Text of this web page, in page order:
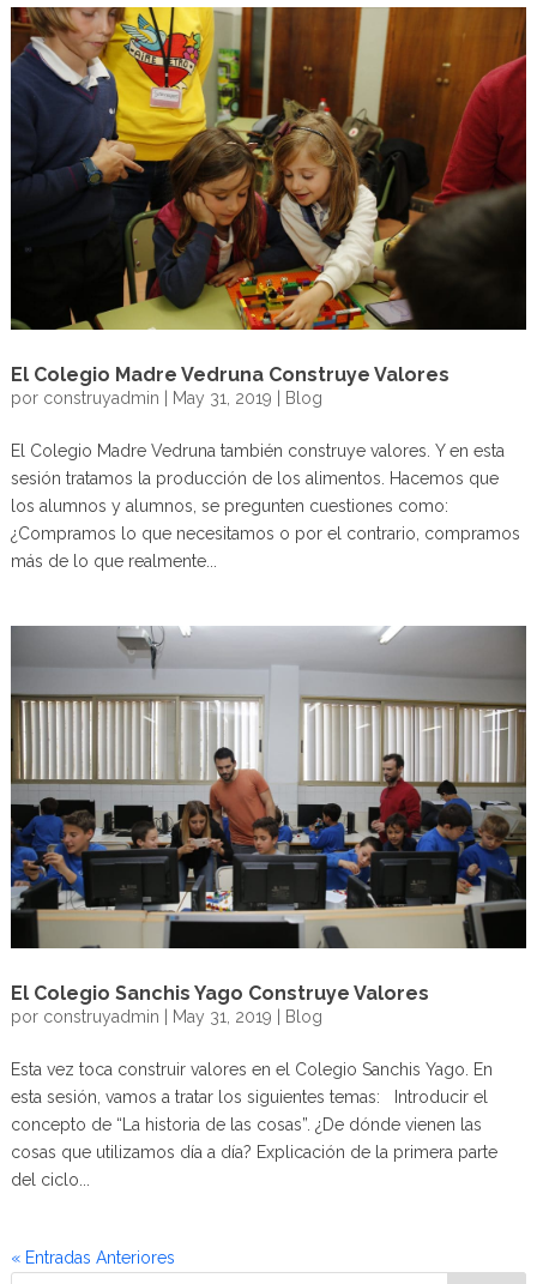
El Colegio Madre Vedruna Construye Valores
por construyadmin May 31, 2019 Blog
El Colegio Madre Vedruna también construye valores. Y en esta
sesión tratamos la producción de los alimentos. Hacemos que
los alumnos y alumnos, se pregunten cuestiones como:
¿Compramos lo que necesitamos o por el contrario, compramos
más de lo que realmente...
El Colegio Sanchis Yago Construye Valores
por construyadmin | May 31, 2019 | Blog
Esta vez toca construir valores en el Colegio Sanchis Yago. En
esta sesión, vamos a tratar los siguientes temas: Introducir el
concepto de “La historia de las cosas”. ¿De dónde vienen las
cosas que utilizamos día a día? Explicación de la primera parte
del ciclo...
« Entradas Anteriores